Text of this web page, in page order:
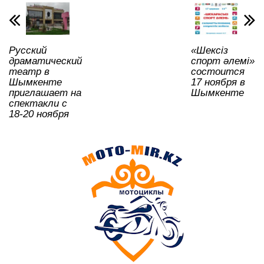
p
p
o
o
k
и
ть
Русский
драматический
театр в
Шымкенте
приглашает на
спектакли с
18-20 ноября
«Шексіз
спорт әлемі»
состоится
17 ноября в
Шымкенте